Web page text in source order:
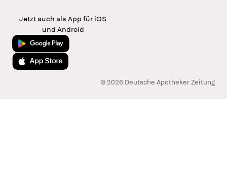
Jetzt auch als App für iOS
und Android
Jetzt bei Google Play
Laden im App Store
© 2026 Deutsche Apotheker Zeitung